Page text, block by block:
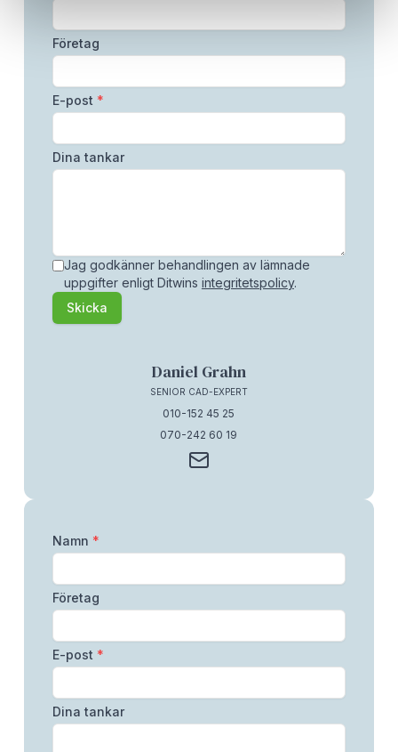
Företag
E-post *
Dina tankar
Jag godkänner behandlingen av lämnade
uppgifter enligt Ditwins integritetspolicy.
Skicka
Daniel Grahn
SENIOR CAD-EXPERT
010-152 45 25
070-242 60 19
Namn *
Företag
E-post *
Dina tankar